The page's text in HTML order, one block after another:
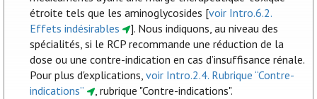
étroite tels que les aminoglycosides [voir Intro.6.2.
Effets indésirables
]. Nous indiquons, au niveau des
spécialités, si le RCP recommande une réduction de la
dose ou une contre-indication en cas d’insuffisance rénale.
Pour plus d'explications,voir Intro.2.4. Rubrique “Contre-
indications”
, rubrique "Contre-indications".